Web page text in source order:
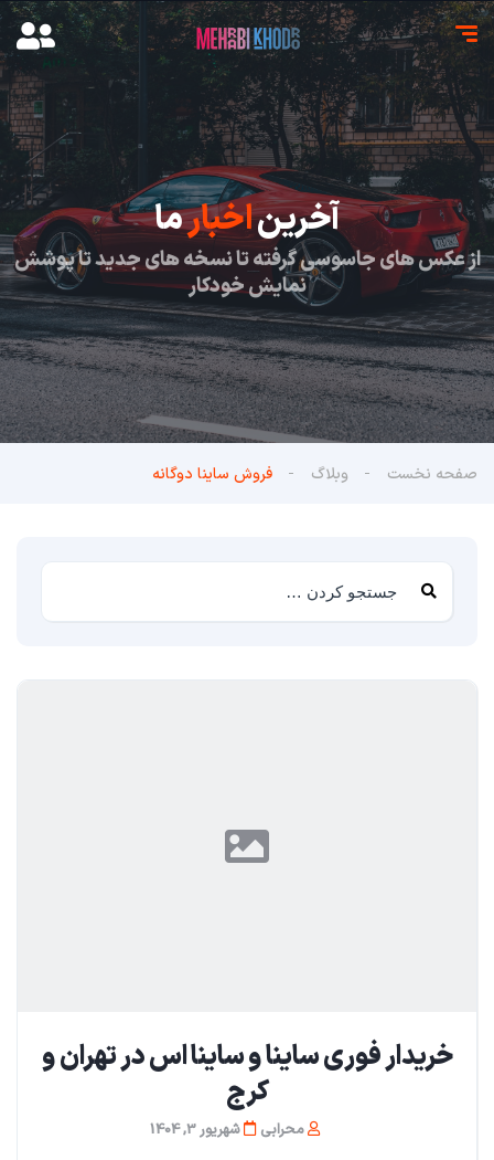
آخریناخبارما
از عکس های جاسوسی گرفته تا نسخه های جدید تا پوشش
نمایش خودکار
صفحه نخست وبلاگ فروش ساینا دوگانه
خریدار فوری ساینا و ساینا اس در تهران و
کرج
محرابی شهریور 3, 1404